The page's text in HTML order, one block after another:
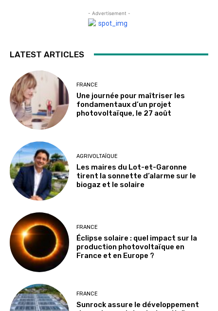
- Advertisement -
LATEST ARTICLES
FRANCE
Une journée pour maîtriser les
fondamentaux d’un projet
photovoltaïque, le 27 août
AGRIVOLTAÏQUE
Les maires du Lot-et-Garonne
tirent la sonnette d’alarme sur le
biogaz et le solaire
FRANCE
Éclipse solaire : quel impact sur la
production photovoltaïque en
France et en Europe ?
FRANCE
Sunrock assure le développement